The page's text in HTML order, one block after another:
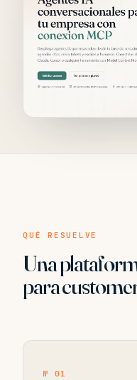
QUÉ RESUELVE
Una
para
№ 01